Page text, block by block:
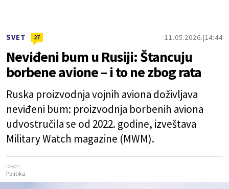
SVET 27 11.05.2026. 14:44
Neviđeni bum u Rusiji: Štancuju
borbene avione – i to ne zbog rata
Ruska proizvodnja vojnih aviona doživljava
neviđeni bum: proizvodnja borbenih aviona
udvostručila se od 2022. godine, izveštava
Military Watch magazine (MWM).
Izvor:
Politika